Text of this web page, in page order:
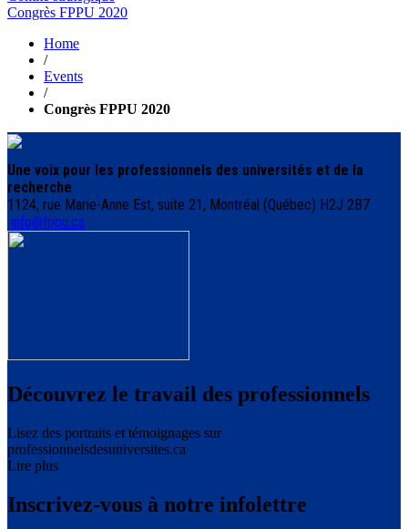
de
l'article
Congrès FPPU 2020
Home
/
Events
/
Congrès FPPU 2020
Une voix pour les professionnels des universités et de la
recherche
1124, rue Marie-Anne Est, suite 21, Montréal (Québec) H2J 2B7
info@fppu.ca
Découvrez le travail des professionnels
Lisez des portraits et témoignages sur
professionnelsdesuniversites.ca
Lire plus
Inscrivez-vous à notre infolettre